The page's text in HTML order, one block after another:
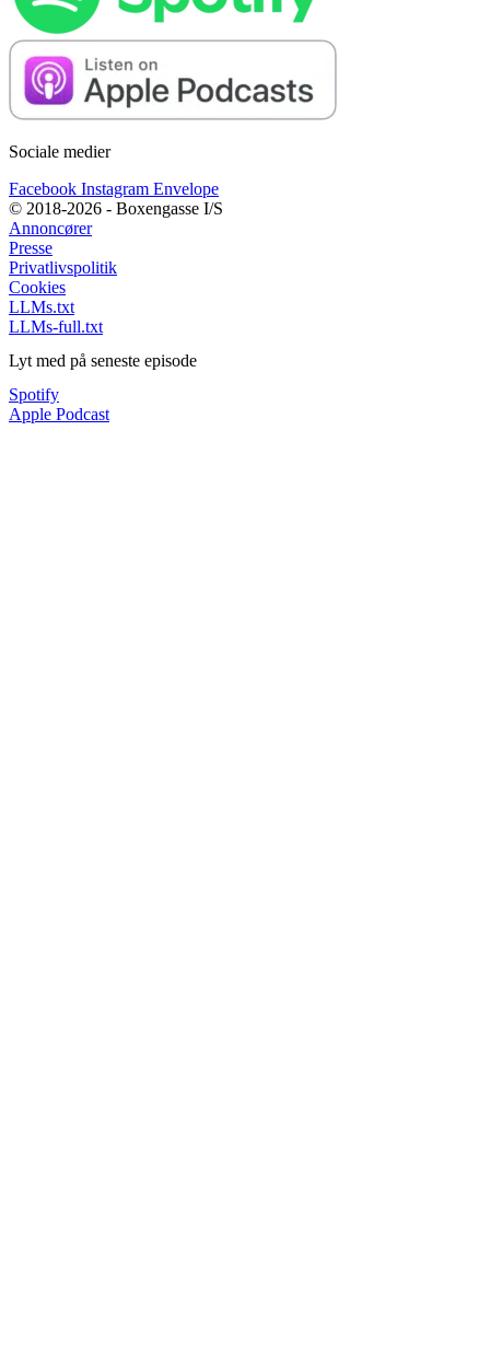
Sociale medier
Facebook Instagram Envelope
© 2018-2026 - Boxengasse I/S
Annoncører
Presse
Privatlivspolitik
Cookies
LLMs.txt
LLMs-full.txt
Lyt med på seneste episode
Spotify
Apple Podcast